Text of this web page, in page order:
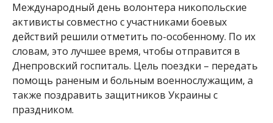
Международный день волонтера никопольские
активисты совместно с участниками боевых
действий решили отметить по-особенному. По их
словам, это лучшее время, чтобы отправится в
Днепровский госпиталь. Цель поездки – передать
помощь раненым и больным военнослужащим, а
также поздравить защитников Украины с
праздником.